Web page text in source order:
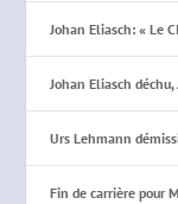
Johan Eliasch: « Le
Johan Eliasch
Urs Lehmann
Fin de carrière pour